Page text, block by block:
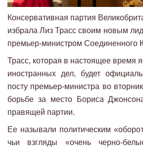
Консервативная партия
избрала Лиз Трасс своим новым
премьер-министром Соединенного
Трасс, которая в настоящее время
иностранных дел, будет
посту премьер-министра во
борьбе за место Бориса
правящей партии.
Ее называли политическим
чьи взгляды «очень черно-